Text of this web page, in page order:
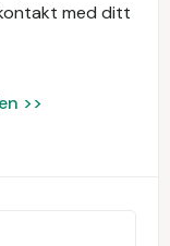
med ditt
>>